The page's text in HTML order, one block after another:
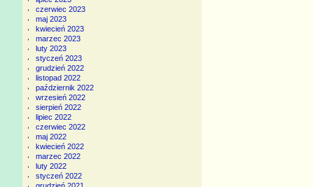
czerwiec 2023
maj 2023
kwiecień 2023
marzec 2023
luty 2023
styczeń 2023
grudzień 2022
listopad 2022
październik 2022
wrzesień 2022
sierpień 2022
lipiec 2022
czerwiec 2022
maj 2022
kwiecień 2022
marzec 2022
luty 2022
styczeń 2022